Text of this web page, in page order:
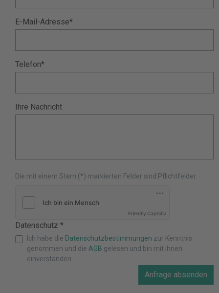
E-Mail-Adresse*
Telefon*
Ihre Nachricht
Die mit einem Stern (*) markierten Felder sind Pflichtfelder.
Friendly Captcha
Datenschutz *
Ich habe die Datenschutzbestimmungen zur Kenntnis
genommen und die AGB gelesen und bin mit ihnen
einverstanden.
Anfrage absenden